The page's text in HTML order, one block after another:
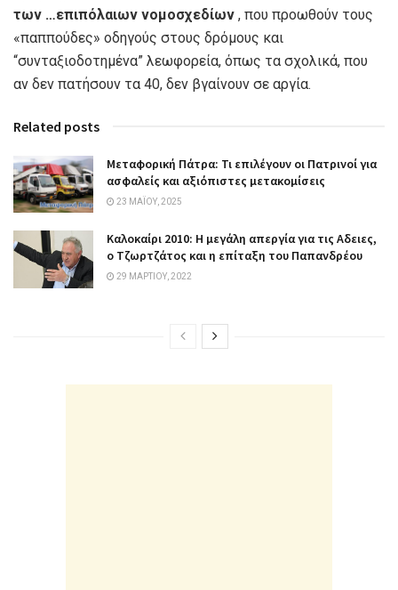
των …επιπόλαιων νομοσχεδίων , που προωθούν τους
«παππούδες» οδηγούς στους δρόμους και
“συνταξιοδοτημένα” λεωφορεία, όπως τα σχολικά, που
αν δεν πατήσουν τα 40, δεν βγαίνουν σε αργία.
Related posts
Μεταφορική Πάτρα: Τι επιλέγουν οι Πατρινοί για
ασφαλείς και αξιόπιστες μετακομίσεις
23 ΜΑΪ́ΟΥ, 2025
Καλοκαίρι 2010: Η μεγάλη απεργία για τις Aδειες,
ο Τζωρτζάτος και η επίταξη του Παπανδρέου
29 ΜΑΡΤΊΟΥ, 2022